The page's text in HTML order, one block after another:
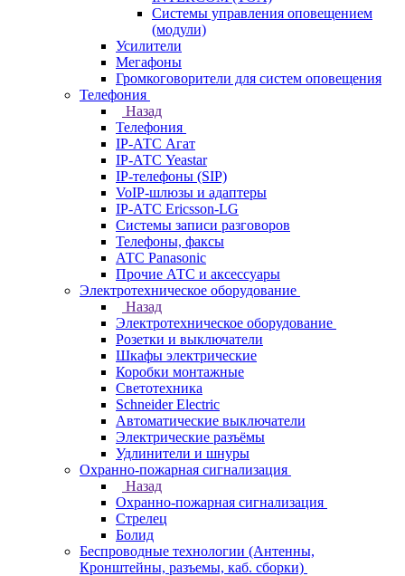
Системы управления оповещением
(модули)
Усилители
Мегафоны
Громкоговорители для систем оповещения
Телефония
Назад
Телефония
IP-АТС Агат
IP-АТС Yeastar
IP-телефоны (SIP)
VoIP-шлюзы и адаптеры
IP-АТС Ericsson-LG
Системы записи разговоров
Телефоны, факсы
АТС Panasonic
Прочие АТС и аксессуары
Электротехническое оборудование
Назад
Электротехническое оборудование
Розетки и выключатели
Шкафы электрические
Коробки монтажные
Светотехника
Schneider Electric
Автоматические выключатели
Электрические разъёмы
Удлинители и шнуры
Охранно-пожарная сигнализация
Назад
Охранно-пожарная сигнализация
Стрелец
Болид
Беспроводные технологии (Антенны,
Кронштейны, разъемы, каб. сборки)